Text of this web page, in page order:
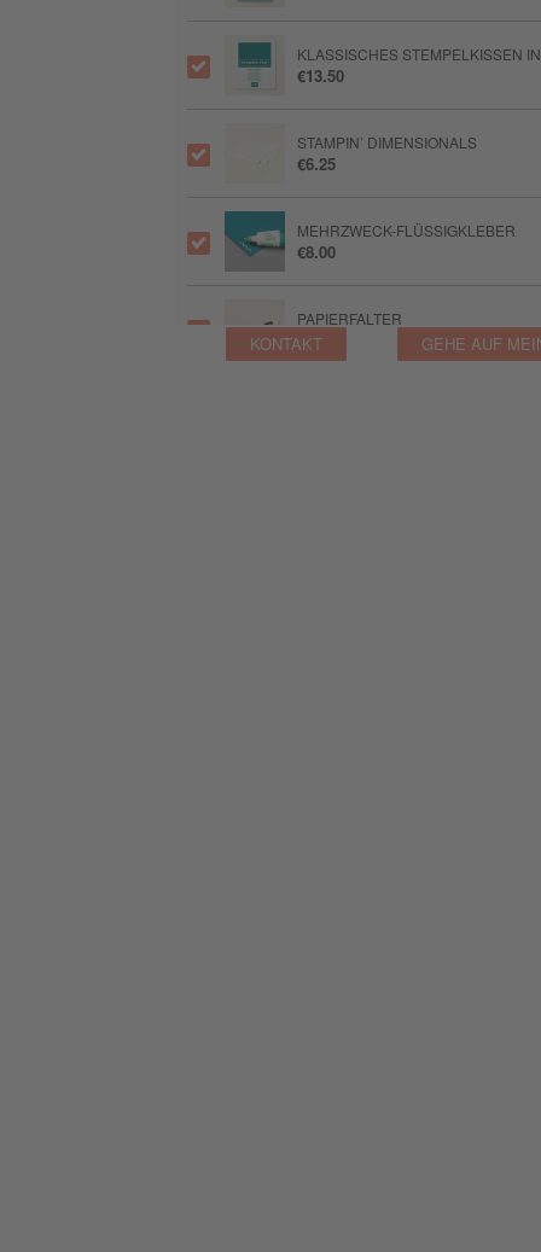
KLASSISCHES STEMPELKISSEN
€13.50
STAMPIN’ DIMENSIONALS
€6.25
MEHRZWECK-FLÜSSIGKLEBER
€8.00
PAPIERFALTER
€9.75
KONTAKT GEHE AUF